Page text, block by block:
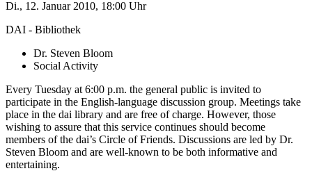
Di., 12. Januar 2010, 18:00 Uhr
DAI - Bibliothek
Dr. Steven Bloom
Social Activity
Every Tuesday at 6:00 p.m. the general public is invited to
participate in the English-language discussion group. Meetings take
place in the dai library and are free of charge. However, those
wishing to assure that this service continues should become
members of the dai’s Circle of Friends. Discussions are led by Dr.
Steven Bloom and are well-known to be both informative and
entertaining.